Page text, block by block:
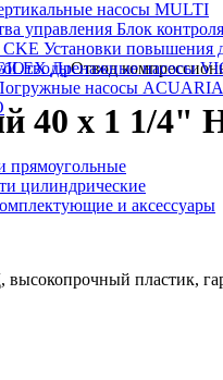
насосы MULTI
Блок
Установки повышения
Дренажные насосы
насосы ACUARIA
прямоугольные
цилиндрические
и аксессуары
ОтводыОтвод
40 x 1 1/4"
пластик,